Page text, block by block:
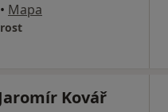
• Mapa
Kovář